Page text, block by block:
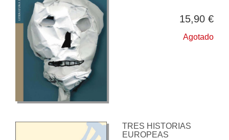
15,90 €
Agotado
TRES HISTORIAS
EUROPEAS